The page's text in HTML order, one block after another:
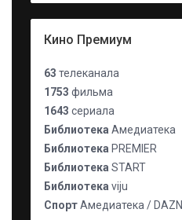
Кино Премиум
63 телеканала
1753 фильма
1643 сериала
Библиотека Амедиатека
Библиотека PREMIER
Библиотека START
Библиотека viju
СпортАмедиатека / DAZN